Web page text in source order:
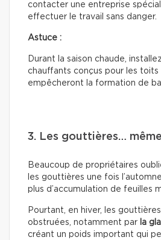
contacter une entreprise
effectuer le travail sans danger.
Astuce :
Durant la saison chaude,
chauffants conçus pour les toits
empêcheront la formation de
3. Les gouttières…
Beaucoup de propriétaires
les gouttières une fois
plus d’accumulation de feuilles
Pourtant, en hiver, les
obstruées, notamment par la
créant un poids important qui